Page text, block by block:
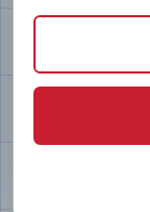
Typ baterii